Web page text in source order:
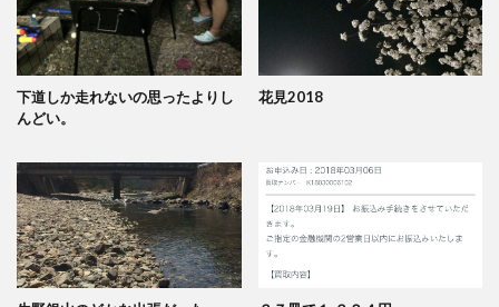
下道しか走れないの思ったよりし
んどい。
花見2018